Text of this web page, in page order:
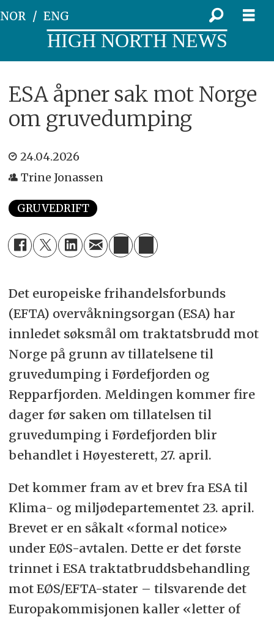
NOR ENG
HIGH NORTH NEWS
ESA åpner sak mot Norge
om gruvedumping
24.04.2026
Trine Jonassen
GRUVEDRIFT
Det europeiske frihandelsforbunds
(EFTA) overvåkningsorgan (ESA) har
innledet søksmål om traktatsbrudd mot
Norge på grunn av tillatelsene til
gruvedumping i Førdefjorden og
Repparfjorden. Meldingen kommer fire
dager før saken om tillatelsen til
gruvedumping i Førdefjorden blir
behandlet i Høyesterett, 27. april.
Det kommer fram av et brev fra ESA til
Klima- og miljødepartementet 23. april.
Brevet er en såkalt «formal notice»
under EØS-avtalen. Dette er det første
trinnet i ESA traktatbruddsbehandling
mot EØS/EFTA-stater – tilsvarende det
Europakommisjonen kaller «letter of